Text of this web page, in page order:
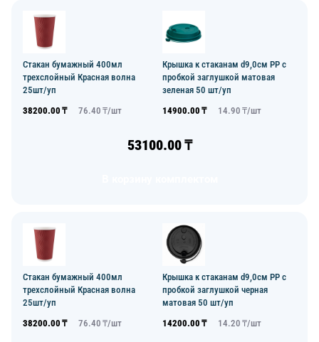
Стакан бумажный 400мл
трехслойный Красная волна
25шт/уп
38200.00 ₸ 76.40 ₸/шт
Крышка к стаканам d9,0см PP с
пробкой заглушкой матовая
зеленая 50 шт/уп
14900.00 ₸ 14.90 ₸/шт
53100.00₸
Стакан бумажный 400мл
трехслойный Красная волна
25шт/уп
38200.00 ₸ 76.40 ₸/шт
Крышка к стаканам d9,0см PP с
пробкой заглушкой черная
матовая 50 шт/уп
14200.00 ₸ 14.20 ₸/шт